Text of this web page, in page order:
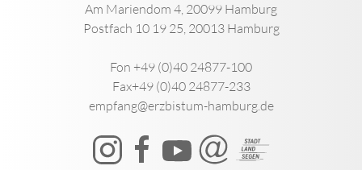
Am Mariendom 4, 20099 Hamburg
Postfach 10 19 25, 20013 Hamburg
Fon +49 (0)40 24877-100
Fax+49 (0)40 24877-233
empfang@erzbistum-hamburg.de